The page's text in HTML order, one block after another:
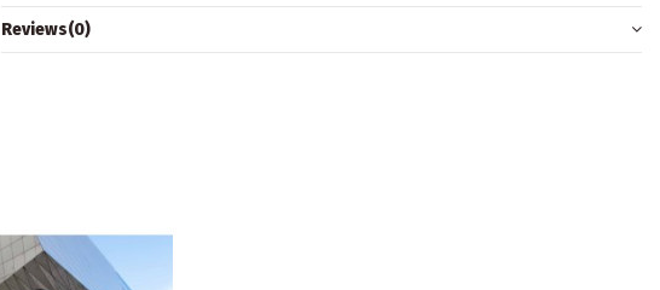
Reviews(0)